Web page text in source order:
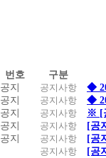
지
사
항
번호
구분
공지
공지사항
◆
공지
공지사항
◆
공지
공지사항
※ [
공지
공지사항
[공
공지
공지사항
[공
공지사항
[공